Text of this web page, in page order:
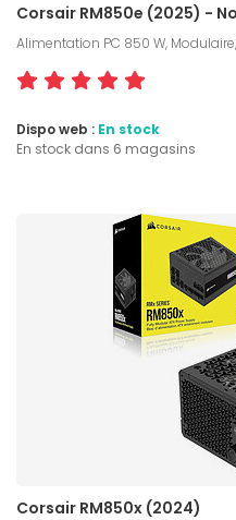
Corsair RM850e (2025) -
Alimentation PC 850 W,
Dispo web : En stock
En stock dans 6 magasins
Corsair RM850x (2024)